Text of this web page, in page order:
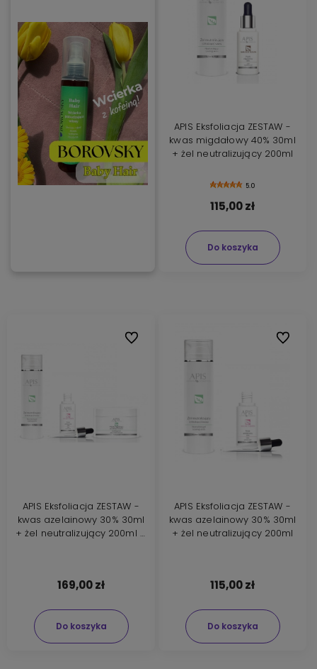
APIS Eksfoliacja ZESTAW -
kwas migdałowy 40% 30ml
+ żel neutralizujący 200ml
5.0
115,00 zł
Do koszyka
APIS Eksfoliacja ZESTAW -
kwas azelainowy 30% 30ml
+ żel neutralizujący 200ml +
169,00 zł
Do koszyka
Do ulubionych
APIS Eksfoliacja ZESTAW -
kwas azelainowy 30% 30ml
+ żel neutralizujący 200ml
115,00 zł
Do koszyka
Do